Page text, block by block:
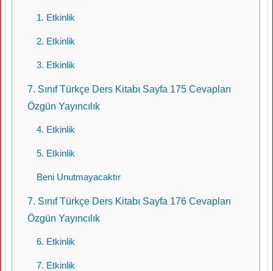
1. Etkinlik
2. Etkinlik
3. Etkinlik
7. Sınıf Türkçe Ders Kitabı Sayfa 175 Cevapları
Özgün Yayıncılık
4. Etkinlik
5. Etkinlik
Beni Unutmayacaktır
7. Sınıf Türkçe Ders Kitabı Sayfa 176 Cevapları
Özgün Yayıncılık
6. Etkinlik
7. Etkinlik